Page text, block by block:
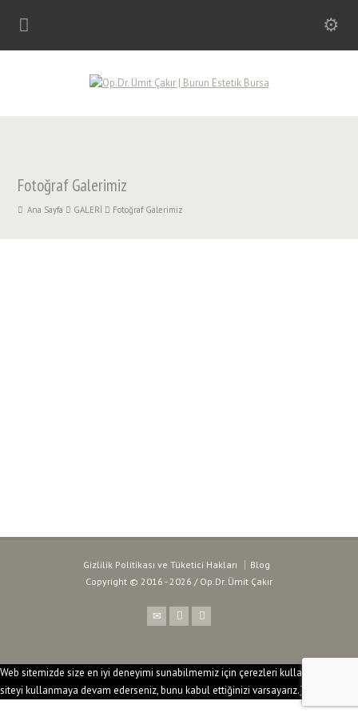
Fotoğraf Galerimiz
Ana Sayfa GALERİ Fotoğraf Galerimiz
Gizlilik Politikası ve Tüketici Hakları
Blog
Copyright © 2016 - 2026 / Op.Dr. Ümit Çakır
değil sitelerin sunduğu ek fırsatları doğru şekilde yönetmeye de doğrudan
veren bahis siteleriüzerinden yeni üyelik açarak ana bakiyelerini riske
atmadan büyük ödülleri kazanma fırsatı yakalayabilirler. İlk yatırım
hediyeleri ve çevrimsiz bedava dönüşler, yeni çıkan karmaşık oyun
Web sitemizde size en iyi deneyimi sunabilmemiz için çerezleri kullanıyoruz. Bu
siteyi kullanmaya devam ederseniz, bunu kabul ettiğinizi varsayarız.Tamam